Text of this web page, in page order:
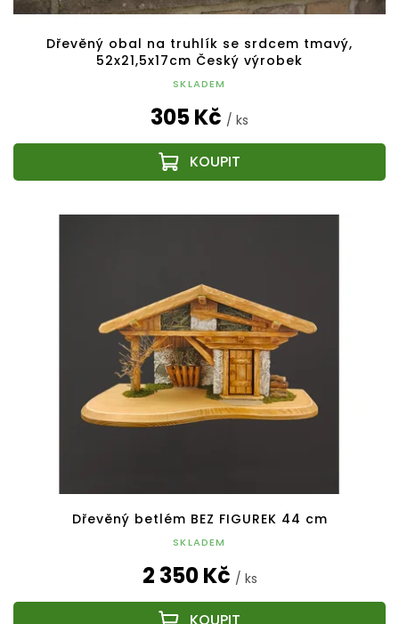
Dřevěný obal na truhlík se srdcem tmavý,
52x21,5x17cm Český výrobek
SKLADEM
305 Kč / ks
Dřevěný betlém BEZ FIGUREK 44 cm
SKLADEM
2 350 Kč / ks